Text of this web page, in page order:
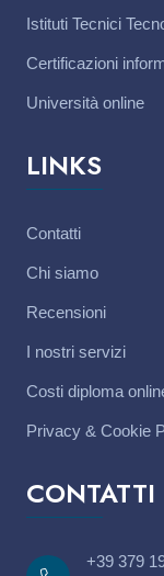
Istituti Tecnici
Certificazioni
Università online
LINKS
Contatti
Chi siamo
Recensioni
I nostri servizi
Costi diploma
Privacy & Cookie
CONTATTI
+39 379